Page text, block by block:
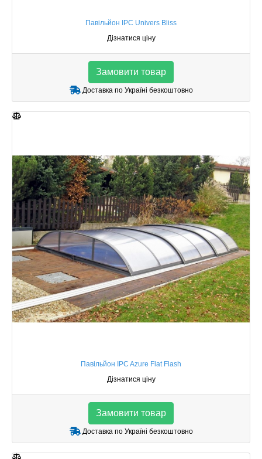
Павільйон IPC Univers Bliss
Дізнатися ціну
Замовити товар
Доставка по Україні безкоштовно
Павільйон IPC Azure Flat Flash
Дізнатися ціну
Замовити товар
Доставка по Україні безкоштовно